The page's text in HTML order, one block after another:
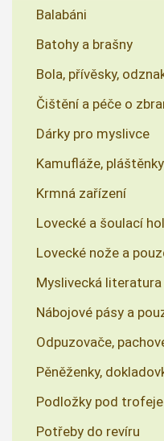
Balabáni
Batohy a brašny
Bola, přívěsky,
Čištění a péče o
Dárky pro myslivce
Kamufláže, pláštěnky
Krmná zařízení
Lovecké a šoulací
Lovecké nože a
Myslivecká literatura
Nábojové pásy a
Odpuzovače,
Pěněženky,
Podložky pod trofeje
Potřeby do revíru